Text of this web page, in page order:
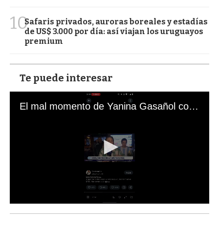
10Safaris privados, auroras boreales y estadías
de US$ 3.000 por día: así viajan los uruguayos
premium
Te puede interesar
El mal momento de Yanina Gasañol con un hincha argentino en "Subrayado"
s